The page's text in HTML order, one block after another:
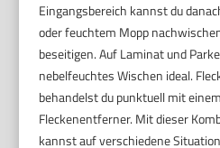
Eingangsbereich kannst du
oder feuchtem Mopp
beseitigen. Auf Laminat und
nebelfeuchtes Wischen ideal.
behandelst du punktuell mit
Fleckenentferner. Mit dieser
kannst auf verschiedene